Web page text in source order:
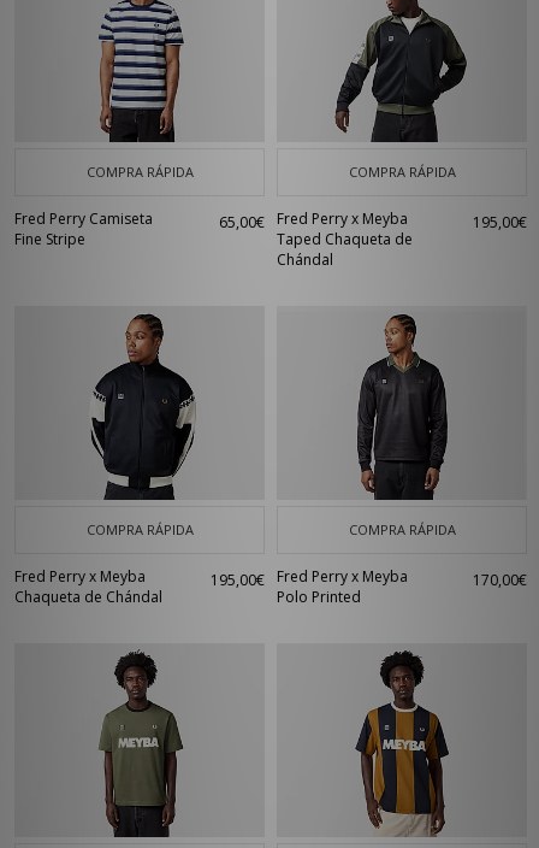
COMPRA RÁPIDA
Fred Perry Camiseta
Fine Stripe
65,00€
COMPRA RÁPIDA
Fred Perry x Meyba
Taped Chaqueta de
Chándal
195,00€
COMPRA RÁPIDA
Fred Perry x Meyba
Chaqueta de Chándal
195,00€
COMPRA RÁPIDA
Fred Perry x Meyba
Polo Printed
170,00€